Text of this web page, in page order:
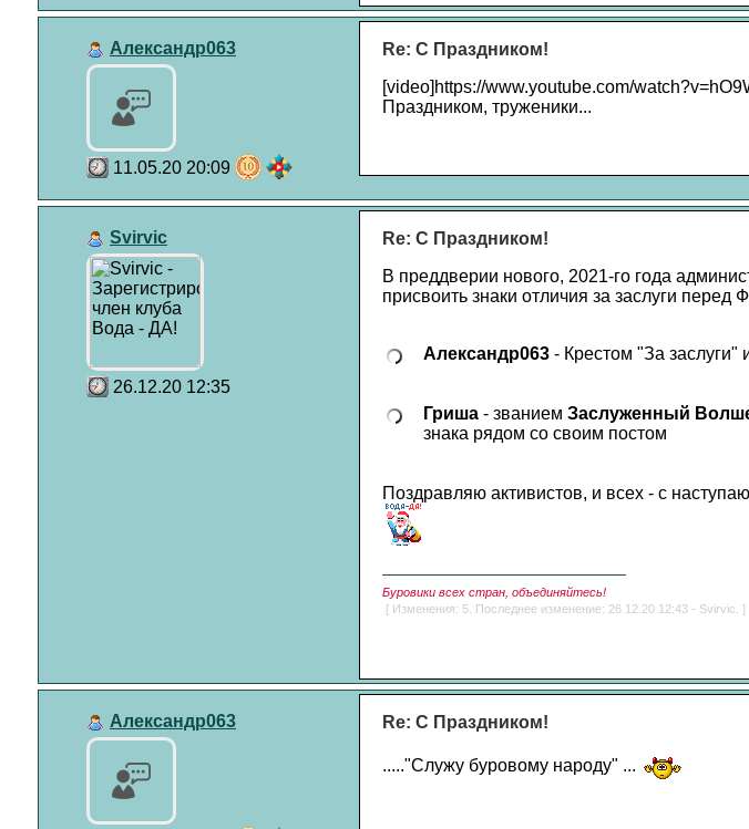
Александр063
11.05.20 20:09
Re: С Праздником!
[video]https://www.youtube.com/
Праздником, труженики...
Svirvic
26.12.20 12:35
Re: С Праздником!
В преддверии нового, 2021-го года
присвоить знаки отличия за заслуги перед
Александр063- Крестом "За заслуги"
Гриша- званием Заслуженный
знака рядом со своим постом
Поздравляю активистов, и всех - с
Буровики всех стран, объединяйтесь!
[ Изменения: 5. Последнее изменение: 26.12.20 12:43 - Svirvic. ]
Александр063 Re: С Праздником!
....."Служу буровому народу" ...